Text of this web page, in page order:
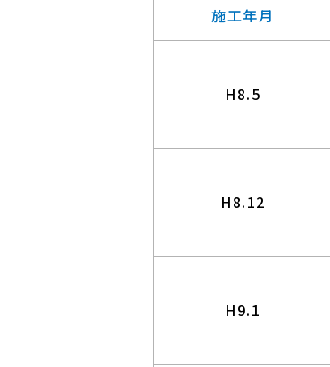
施工年月
H8.5
H8.12
H9.1